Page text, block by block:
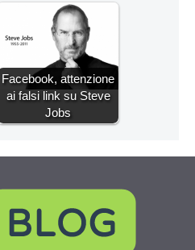
Facebook, attenzione
ai falsi link su Steve
Jobs